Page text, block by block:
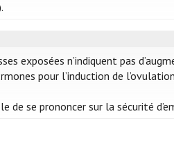
exposées n’indiquent pas
pour l’induction de
de se prononcer sur la sécurité